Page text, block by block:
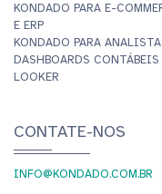
KONDADO PARA E-
E ERP
KONDADO PARA
DASHBOARDS
LOOKER
CONTATE-NOS
INFO@KONDADO.COM.BR